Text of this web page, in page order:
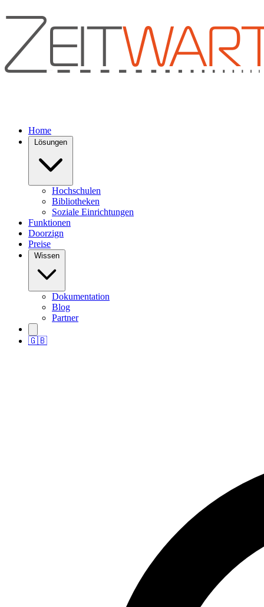
Home
Lösungen
Hochschulen
Bibliotheken
Soziale Einrichtungen
Funktionen
Doorzign
Preise
Wissen
Dokumentation
Blog
Partner
🇬🇧